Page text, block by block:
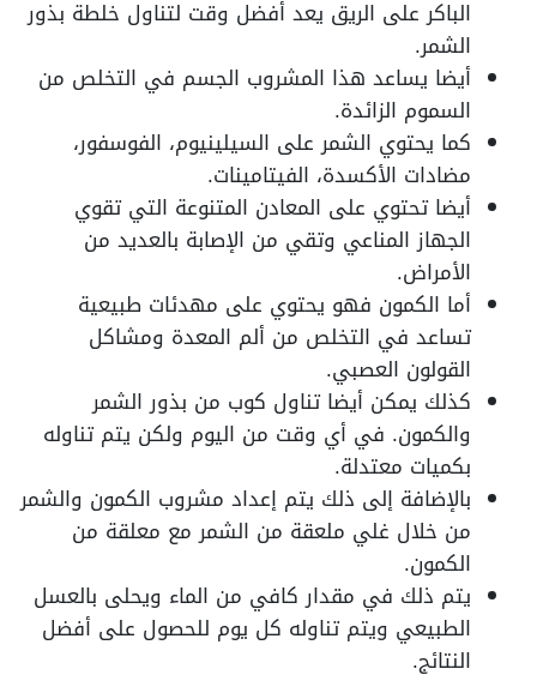
الباكر على الريق يعد أفضل وقت لتناول خلطة بذور
الشمر.
أيضا يساعد هذا المشروب الجسم في التخلص من
السموم الزائدة.
كما يحتوي الشمر على السيلينيوم، الفوسفور،
مضادات الأكسدة، الفيتامينات.
أيضا تحتوي على المعادن المتنوعة التي تقوي
الجهاز المناعي وتقي من الإصابة بالعديد من
الأمراض.
أما الكمون فهو يحتوي على مهدئات طبيعية
تساعد في التخلص من ألم المعدة ومشاكل
القولون العصبي.
كذلك يمكن أيضا تناول كوب من بذور الشمر
والكمون. في أي وقت من اليوم ولكن يتم تناوله
بكميات معتدلة.
بالإضافة إلى ذلك يتم إعداد مشروب الكمون والشمر
من خلال غلي ملعقة من الشمر مع معلقة من
الكمون.
يتم ذلك في مقدار كافي من الماء ويحلى بالعسل
الطبيعي ويتم تناوله كل يوم للحصول على أفضل
النتائج.